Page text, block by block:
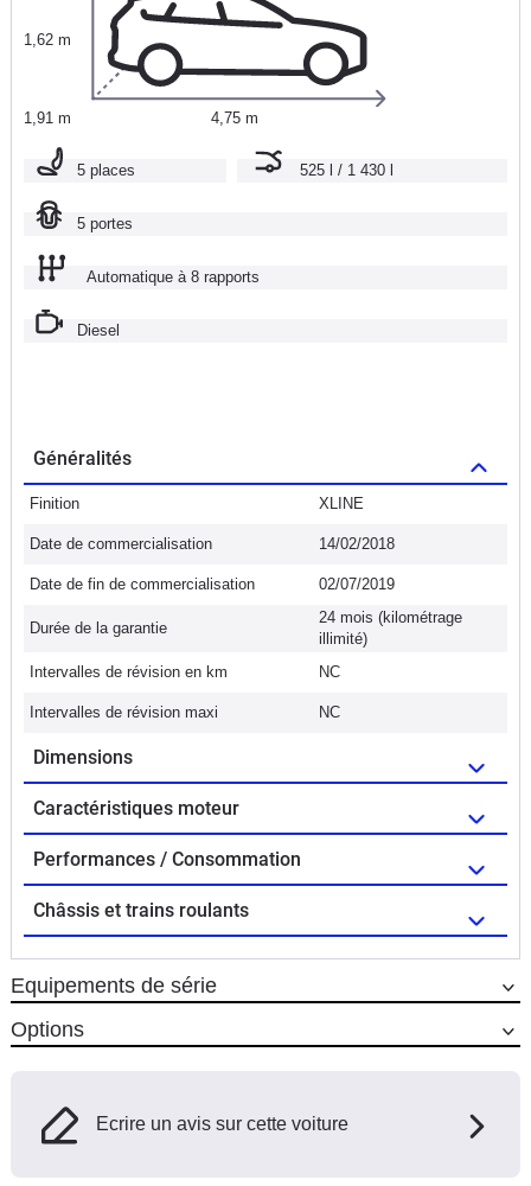
1,62 m
1,91 m 4,75 m
5 places 525 l / 1 430 l
5 portes
Automatique à 8 rapports
Diesel
Généralités
Finition XLINE
Date de commercialisation 14/02/2018
Date de fin de commercialisation 02/07/2019
Durée de la garantie
24 mois (kilométrage
illimité)
Intervalles de révision en km
NC
Intervalles de révision maxi NC
Dimensions
Caractéristiques moteur
Performances / Consommation
Châssis et trains roulants
Equipements de série
Options
Ecrire un avis sur cette voiture